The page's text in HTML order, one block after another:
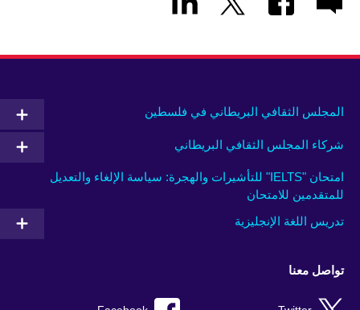
المجلس الثقافي البريطاني في فلسطين
شركاء المجلس الثقافي البريطاني
امتحان "IELTS" للتأشيرات والهجرة: سياسة الإلغاء والتعديل
للمتقدمين للامتحان
تدريس اللغة الإنجليزية
تواصل معنا